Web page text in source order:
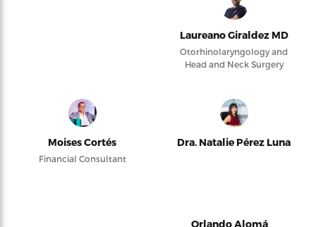
Laureano Giraldez MD
Otorhinolaryngology and
Head and Neck Surgery
Moises Cortés
Financial Consultant
Dra. Natalie Pérez Luna
Orlando Alomá